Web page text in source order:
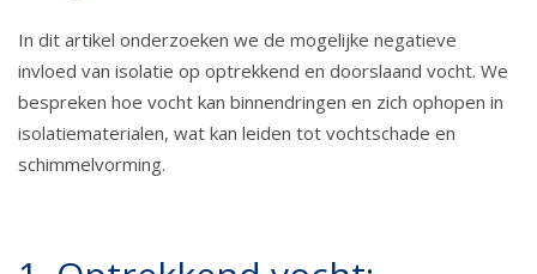
In dit artikel onderzoeken we de mogelijke negatieve
invloed van isolatie op optrekkend en doorslaand vocht. We
bespreken hoe vocht kan binnendringen en zich ophopen in
isolatiematerialen, wat kan leiden tot vochtschade en
schimmelvorming.